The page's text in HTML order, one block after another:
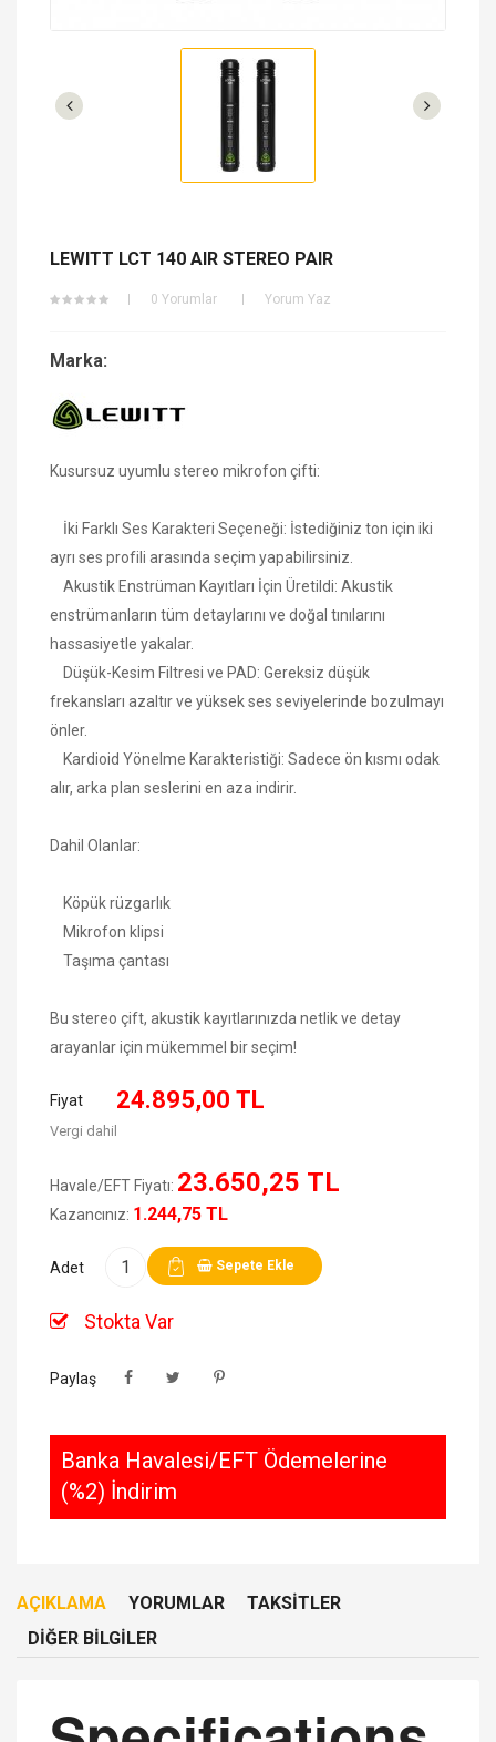
LEWITT LCT 140 AIR STEREO PAIR
0 Yorumlar Yorum Yaz
Marka:
Kusursuz uyumlu stereo mikrofon çifti:
İki Farklı Ses Karakteri Seçeneği: İstediğiniz ton için iki
ayrı ses profili arasında seçim yapabilirsiniz.
Akustik Enstrüman Kayıtları İçin Üretildi: Akustik
enstrümanların tüm detaylarını ve doğal tınılarını
hassasiyetle yakalar.
Düşük-Kesim Filtresi ve PAD: Gereksiz düşük
frekansları azaltır ve yüksek ses seviyelerinde bozulmayı
önler.
Kardioid Yönelme Karakteristiği: Sadece ön kısmı odak
alır, arka plan seslerini en aza indirir.
Dahil Olanlar:
Köpük rüzgarlık
Mikrofon klipsi
Taşıma çantası
Bu stereo çift, akustik kayıtlarınızda netlik ve detay
arayanlar için mükemmel bir seçim!
Fiyat 24.895,00 TL
Vergi dahil
Havale/EFT Fiyatı: 23.650,25 TL
Kazancınız: 1.244,75 TL
Adet Sepete Ekle
Stokta Var
Paylaş
Banka Havalesi/EFT Ödemelerine
(%2) İndirim
AÇIKLAMA YORUMLAR
TAKSITLER
DIĞER BILGILER